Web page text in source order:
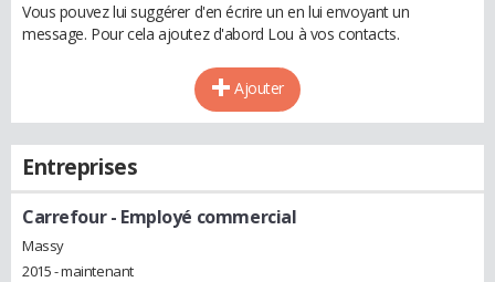
Vous pouvez lui suggérer d'en écrire un en lui envoyant un
message. Pour cela ajoutez d'abord Lou à vos contacts.
Ajouter
Entreprises
Carrefour- Employé commercial
Massy
2015 - maintenant